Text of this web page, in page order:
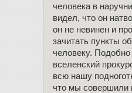
человека в
видел, что он
он не невинен и
зачитать пункты
человеку. Подобно
вселенский
всю нашу
что мы совершили